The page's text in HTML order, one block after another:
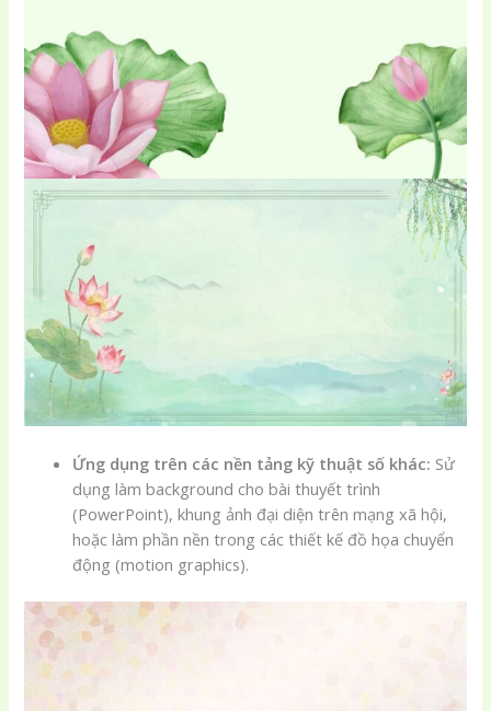
Ứng dụng trên các nền tảng kỹ thuật số khác: Sử
dụng làm background cho bài thuyết trình
(PowerPoint), khung ảnh đại diện trên mạng xã hội,
hoặc làm phần nền trong các thiết kế đồ họa chuyển
động (motion graphics).